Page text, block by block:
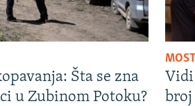
Šta se zna
u Zubinom Potoku?
broj